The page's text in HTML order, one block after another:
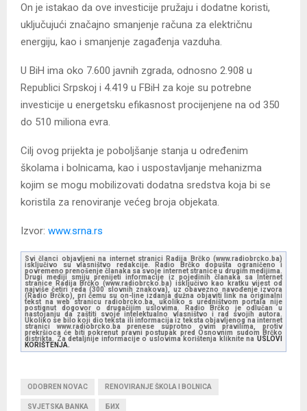
On je istakao da ove investicije pružaju i dodatne koristi,
uključujući značajno smanjenje računa za električnu
energiju, kao i smanjenje zagađenja vazduha.
U BiH ima oko 7.600 javnih zgrada, odnosno 2.908 u
Republici Srpskoj i 4.419 u FBiH za koje su potrebne
investicije u energetsku efikasnost procijenjene na od 350
do 510 miliona evra.
Cilj ovog prijekta je poboljšanje stanja u određenim
školama i bolnicama, kao i uspostavljanje mehanizma
kojim se mogu mobilizovati dodatna sredstva koja bi se
koristila za renoviranje većeg broja objekata.
Izvor: www.srna.rs
Svi članci objavljeni na internet stranici Radija Brčko (www.radiobrcko.ba)
isključivo su vlasništvo redakcije. Radio Brčko dopušta ograničeno i
povremeno prenošenje članaka sa svoje internet stranice u drugim medijima.
Drugi mediji smiju prenijeti informacije iz pojedinih članaka sa Internet
stranice Radija Brčko (www.radiobrcko.ba) isključivo kao kratku vijest od
najviše četiri reda (300 slovnih znakova), uz obavezno navođenje izvora
(Radio Brčko), pri čemu su on-line izdanja dužna objaviti link na originalni
tekst na web stranicu radiobrcko.ba, ukoliko s uredništvom portala nije
postignut dogovor o drugačijim uslovima. Radio Brčko je odlučan u
nastojanju da zaštiti svoje intelektualno vlasništvo i rad svojih autora.
Ukoliko se bilo koji dio teksta ili informacija iz teksta objavljenog na internet
stranici www.radiobrcko.ba prenese suprotno ovim pravilima, protiv
prekršioca će biti pokrenut pravni postupak pred Osnovnim sudom Brčko
distrikta. Za detaljnije informacije o uslovima korištenja kliknite na USLOVI
KORIŠTENJA.
ODOBREN NOVAC RENOVIRANJE ŠKOLA I BOLNICA
SVJETSKA BANKA БИХ